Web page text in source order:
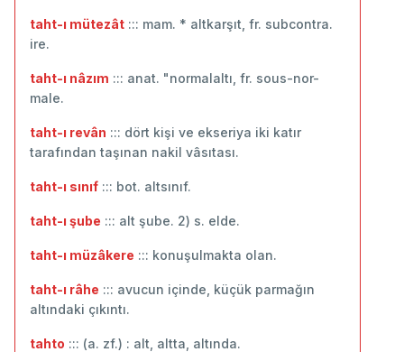
taht-ı mütezât ::: mam. * altkarşıt, fr. subcontra.
ire.
taht-ı nâzım ::: anat. "normalaltı, fr. sous-nor-
male.
taht-ı revân ::: dört kişi ve ekseriya iki katır
tarafından taşınan nakil vâsıtası.
taht-ı sınıf ::: bot. altsınıf.
taht-ı şube ::: alt şube. 2) s. elde.
taht-ı müzâkere ::: konuşulmakta olan.
taht-ı râhe ::: avucun içinde, küçük parmağın
altındaki çıkıntı.
tahto ::: (a. zf.) : alt, altta, altında.